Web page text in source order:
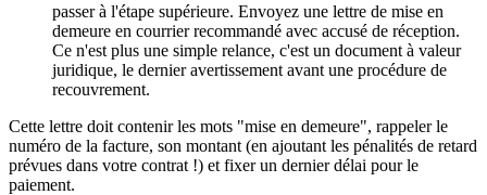
passer à l'étape supérieure. Envoyez une lettre de mise en
demeure en courrier recommandé avec accusé de réception.
Ce n'est plus une simple relance, c'est un document à valeur
juridique, le dernier avertissement avant une procédure de
recouvrement.
Cette lettre doit contenir les mots "mise en demeure", rappeler le
numéro de la facture, son montant (en ajoutant les pénalités de retard
prévues dans votre contrat !) et fixer un dernier délai pour le
paiement.